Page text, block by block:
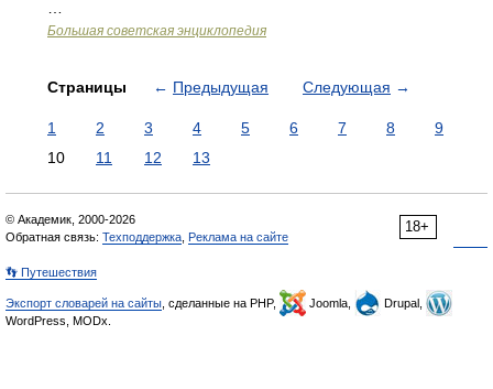
Большая советская энциклопедия
Страницы ← Предыдущая Следующая →
1 2 3 4 5 6 7 8
9
10
11 12 13
18+
© Академик, 2000-2026
Обратная связь: Техподдержка Реклама на сайте
👣 Путешествия
Экспорт словарей на сайты , сделанные на PHP, Joomla,
Drupal,
WordPress, MODx.